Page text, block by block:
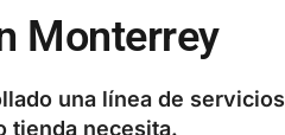
Monterrey
una línea de servicios
tienda necesita.